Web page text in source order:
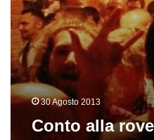
30 Agosto 2013
Conto alla